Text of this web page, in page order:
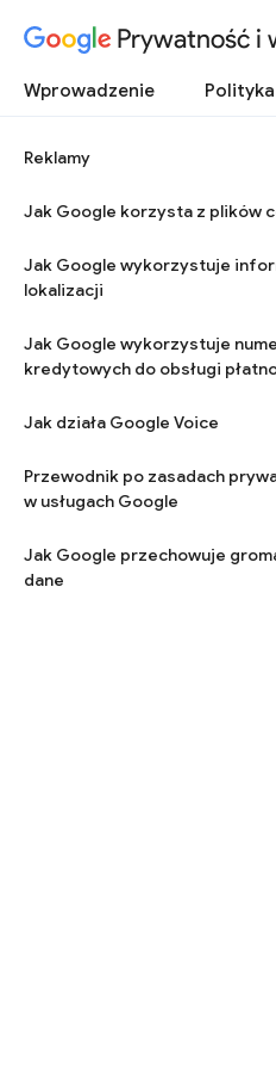
Prywatność i
Wprowadzenie
Reklamy
Jak Google korzysta z plików
Jak Google wykorzystuje
lokalizacji
Jak Google wykorzystuje
kredytowych do obsługi
Jak działa Google Voice
Przewodnik po zasadach
w usługach Google
Jak Google przechowuje
dane